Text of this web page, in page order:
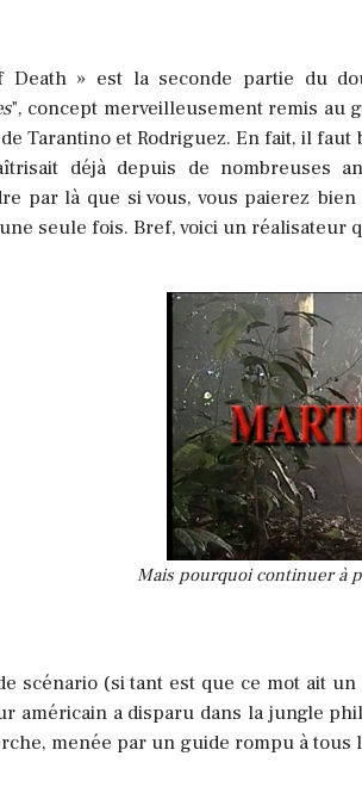
Death » est la seconde partie du
", concept merveilleusement remis au
Tarantino et Rodriguez. En fait, il
déjà depuis de nombreuses
par là que si vous, vous paierez
seule fois. Bref, voici un réalisateur
Mais pourquoi continuer à
scénario (si tant est que ce mot ait
américain a disparu dans la jungle
menée par un guide rompu à tous